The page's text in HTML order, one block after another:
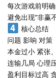
每次游戏前明
避免出现“非赢
核心总结
问题 影响 对策
本金过小 紧张
连输几局 心理
盈利目标过高